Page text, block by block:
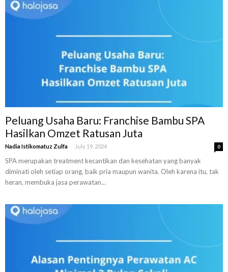
Peluang Usaha Baru: Franchise Bambu SPA
Hasilkan Omzet Ratusan Juta
Nadia Istikomatuz Zulfa - July 19, 2024 0
SPA merupakan treatment kecantikan dan kesehatan yang banyak
diminati oleh setiap orang, baik pria maupun wanita. Oleh karena itu, tak
heran, membuka jasa perawatan...